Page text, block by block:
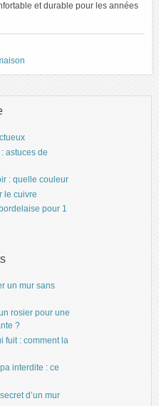
et durable pour les années
astuces de
: quelle couleur
le cuivre
pour 1
un mur sans
rosier pour une
?
fuit : comment la
interdite : ce
d’un mur